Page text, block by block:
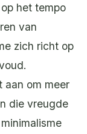
het tempo
van
zich richt op
aan om meer
die vreugde